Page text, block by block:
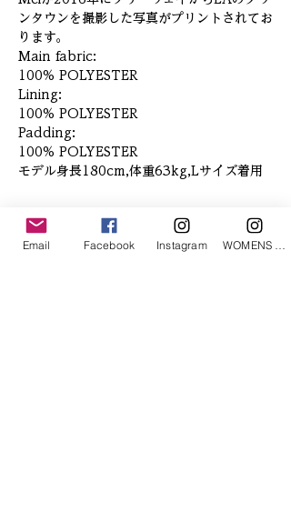
ンタウンを撮影した写真がプリントされてお
ります。
Main fabric:
100% POLYESTER
Lining:
100% POLYESTER
Padding:
100% POLYESTER
モデル身長180cm,体重63kg,Lサイズ着用
「あなたへのお勧めアイテム」
Email Facebook Instagram